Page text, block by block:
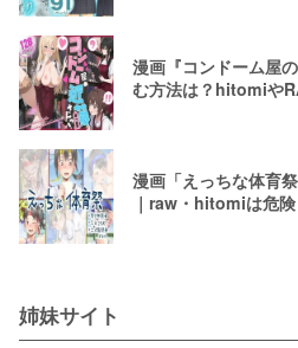
漫画『コンドーム屋
む方法は？hitomiや
漫画「えっちな体育
｜raw・hitomiは危険
姉妹サイト